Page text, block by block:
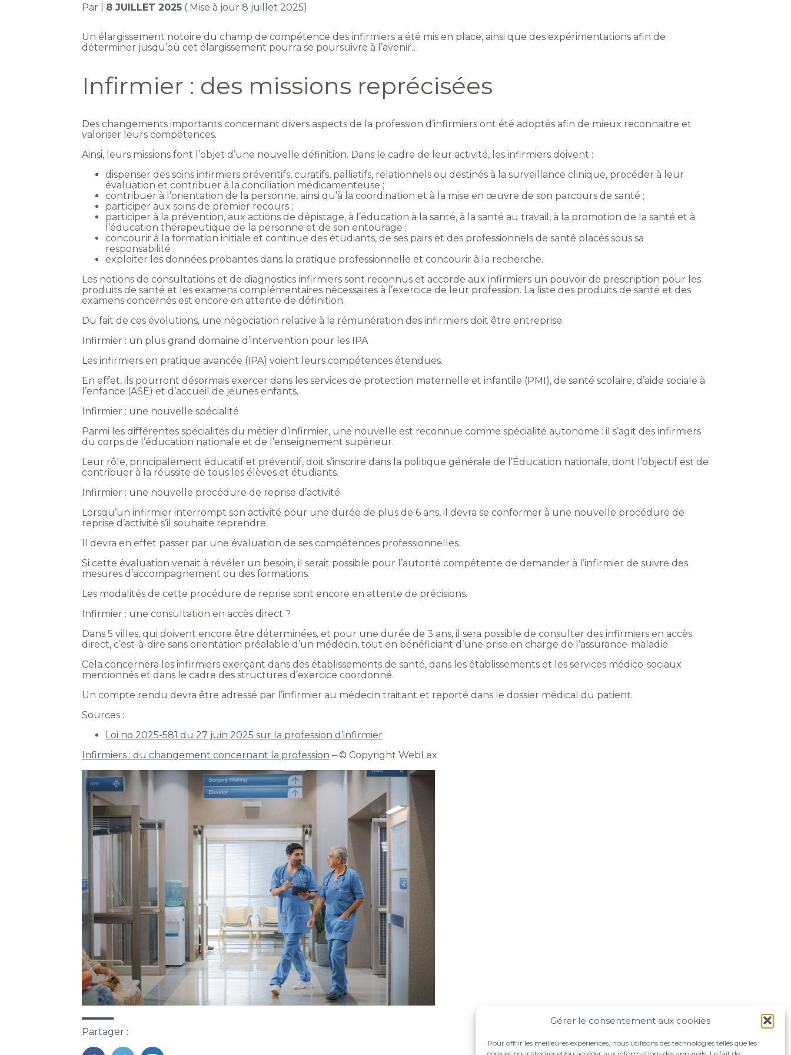
Gérer le consentement aux cookies
Pour offrir les meilleures expériences, nous utilisons des technologies telles que les
Par 8 JUILLET 2025 ( Mise à jour 8 juillet 2025)
Un élargissement notoire du champ de compétence des infirmiers a été mis en place, ainsi que des expérimentations afin de
déterminer jusqu’où cet élargissement pourra se poursuivre à l’avenir…
Infirmier : des missions reprécisées
Des changements importants concernant divers aspects de la profession d’infirmiers ont été adoptés afin de mieux reconnaitre et
valoriser leurs compétences.
Ainsi, leurs missions font l’objet d’une nouvelle définition. Dans le cadre de leur activité, les infirmiers doivent :
dispenser des soins infirmiers préventifs, curatifs, palliatifs, relationnels ou destinés à la surveillance clinique, procéder à leur
évaluation et contribuer à la conciliation médicamenteuse ;
contribuer à l’orientation de la personne, ainsi qu’à la coordination et à la mise en œuvre de son parcours de santé ;
participer aux soins de premier recours ;
participer à la prévention, aux actions de dépistage, à l’éducation à la santé, à la santé au travail, à la promotion de la santé et à
l’éducation thérapeutique de la personne et de son entourage ;
concourir à la formation initiale et continue des étudiants, de ses pairs et des professionnels de santé placés sous sa
responsabilité ;
exploiter les données probantes dans la pratique professionnelle et concourir à la recherche.
Les notions de consultations et de diagnostics infirmiers sont reconnus et accorde aux infirmiers un pouvoir de prescription pour les
produits de santé et les examens complémentaires nécessaires à l’exercice de leur profession. La liste des produits de santé et des
examens concernés est encore en attente de définition.
Du fait de ces évolutions, une négociation relative à la rémunération des infirmiers doit être entreprise.
Infirmier : un plus grand domaine d’intervention pour les IPA
Les infirmiers en pratique avancée (IPA) voient leurs compétences étendues.
En effet, ils pourront désormais exercer dans les services de protection maternelle et infantile (PMI), de santé scolaire, d’aide sociale à
l’enfance (ASE) et d’accueil de jeunes enfants.
Infirmier : une nouvelle spécialité
Parmi les différentes spécialités du métier d’infirmier, une nouvelle est reconnue comme spécialité autonome : il s’agit des infirmiers
du corps de l’éducation nationale et de l’enseignement supérieur.
Leur rôle, principalement éducatif et préventif, doit s’inscrire dans la politique générale de l’Éducation nationale, dont l’objectif est de
contribuer à la réussite de tous les élèves et étudiants.
Infirmier : une nouvelle procédure de reprise d’activité
Lorsqu’un infirmier interrompt son activité pour une durée de plus de 6 ans, il devra se conformer à une nouvelle procédure de
reprise d’activité s’il souhaite reprendre.
Il devra en effet passer par une évaluation de ses compétences professionnelles.
Si cette évaluation venait à révéler un besoin, il serait possible pour l’autorité compétente de demander à l’infirmier de suivre des
mesures d’accompagnement ou des formations.
Les modalités de cette procédure de reprise sont encore en attente de précisions.
Infirmier : une consultation en accès direct ?
Dans 5 villes, qui doivent encore être déterminées, et pour une durée de 3 ans, il sera possible de consulter des infirmiers en accès
direct, c’est-à-dire sans orientation préalable d’un médecin, tout en bénéficiant d’une prise en charge de l’assurance-maladie.
Cela concernera les infirmiers exerçant dans des établissements de santé, dans les établissements et les services médico-sociaux
mentionnés et dans le cadre des structures d’exercice coordonné.
Un compte rendu devra être adressé par l’infirmier au médecin traitant et reporté dans le dossier médical du patient.
Sources :
Loi no 2025-581 du 27 juin 2025 sur la profession d’infirmier
Infirmiers : du changement concernant la profession – © Copyright WebLex
Partager :